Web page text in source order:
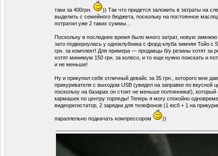
таки за 400грн.
)) Так что придется заложить в затраты на
выделить с семейного бюджета, поскольку на постоянное
потратил уже 2 таких суммы…
Поскольку в последнее время было много затрат, новую зимнюю
зато подвернулась у одноклубника с форд-клуба зимняя Тойо с
грн. за комплект! Для примера — продавцы б/у резины хотят за
хотят минимум 150 грн. за колесо, и то еще нужно поискать и
и не меньше!
Ну и прикупил себе отличный девайс за 35 грн., которого мне
прикуривателя с выходом USB (увидел на заправке по вкусной
поскольку на базарах он стоит не меньше полтинника!),
кармашек по центру торпеды! Теперь я могу спокойно
видеорегистатор, 2 зарядки для телефонов (1 юсб + 1 на
параллельно подкачать компрессором ))